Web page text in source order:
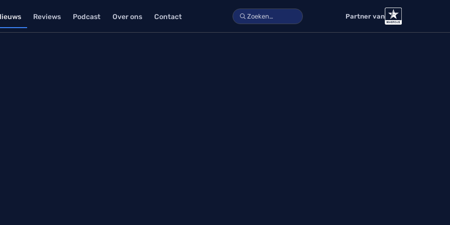
Reviews Podcast Over ons Contact Partner van